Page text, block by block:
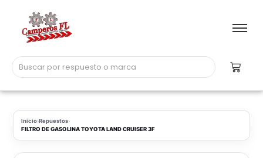
Inicio›Repuestos›
FILTRO DE GASOLINA TOYOTA LAND CRUISER 3F